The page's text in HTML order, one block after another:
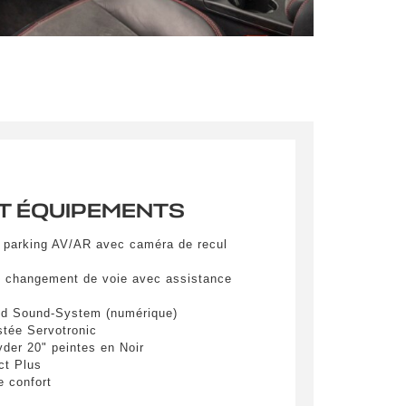
eget
ÉQUIPEMENTS
AV/AR avec caméra de recul
changement de voie avec assistance
Sound-System (numérique)
Servotronic
20" peintes en Noir
Plus
confort